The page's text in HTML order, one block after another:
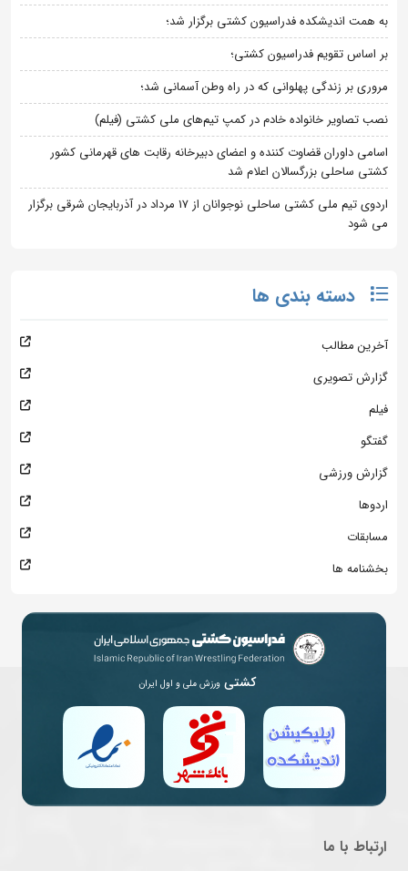
به همت اندیشکده فدراسیون کشتی برگزار شد؛
بر اساس تقویم فدراسیون کشتی؛
مروری بر زندگی پهلوانی که در راه وطن آسمانی شد؛
نصب تصاویر خانواده خادم در کمپ تیم‌های ملی کشتی (فیلم)
اسامی داوران قضاوت کننده و اعضای دبیرخانه رقابت های قهرمانی کشور
کشتی ساحلی بزرگسالان اعلام شد
اردوی تیم ملی کشتی ساحلی نوجوانان از 17 مرداد در آذربایجان شرقی برگزار
می شود
دسته بندی ها
آخرین مطالب
گزارش تصویری
فیلم
گفتگو
گزارش ورزشی
اردوها
مسابقات
بخشنامه ها
کشتی ورزش ملی و اول ایران
ارتباط با ما